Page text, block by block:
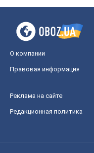
О компании
Правовая информация
Реклама на сайте
Редакционная политика